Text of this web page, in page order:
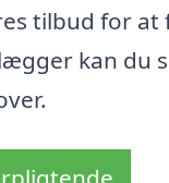
tilbud for
kan du